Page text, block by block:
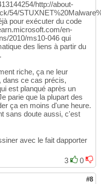
http://about-
54/
pour exécuter du code
en-
2010/ms10-046 qui
des liens à partir du
riche, ça ne leur
dans ce cas précis,
est planqué après un
parie que la plupart des
ça en moins d'une heure.
sans doute aussi, c'est
avec le fait dapporter
3
0
#8